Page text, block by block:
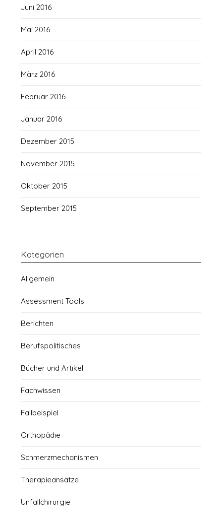
Juni 2016
Mai 2016
April 2016
März 2016
Februar 2016
Januar 2016
Dezember 2015
November 2015
Oktober 2015
September 2015
Kategorien
Allgemein
Assessment Tools
Berichten
Berufspolitisches
Bücher und Artikel
Fachwissen
Fallbeispiel
Orthopädie
Schmerzmechanismen
Therapieansätze
Unfallchirurgie